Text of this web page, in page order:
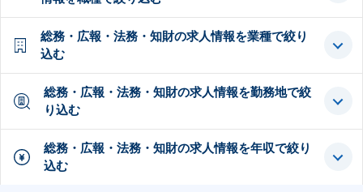
総務・広報・法務・知財の求人情報を業種で絞り
込む
総務・広報・法務・知財の求人情報を勤務地で絞
り込む
総務・広報・法務・知財の求人情報を年収で絞り
込む